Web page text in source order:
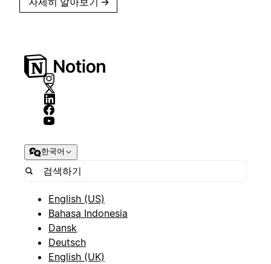
한국어
English (US)
Bahasa Indonesia
Dansk
Deutsch
English (UK)